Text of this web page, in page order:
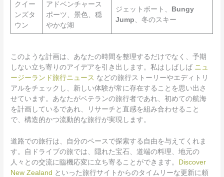
クイー
ンズタ
ウン
アドベンチャース
ポーツ、景色、穏
やかな湖
ジェットボート、
Bungy
Jump 、冬のスキー
このような計画は、あなたの時間を整理するだけでなく、予期
しない立ち寄りのアイデアを引き出します。私はしばしば ニュ
ージーランド旅行ニュース などの旅行ストーリーやエディトリ
アルをチェックし、新しい体験が常に存在することを思い出さ
せています。あなたがベテランの旅行者であれ、初めての航海
を計画しているであれ、リサーチと直感を組み合わせること
で、構造的かつ流動的な旅行が実現します。
道路での旅行は、自分のペースで探索する自由を与えてくれま
す。自ドライブの旅では、隠れた宝石、道端の料理、地元の
人々との交流に臨機応変に立ち寄ることができます。 Discover
New Zealand といった旅行サイトからのタイムリーな更新に頼